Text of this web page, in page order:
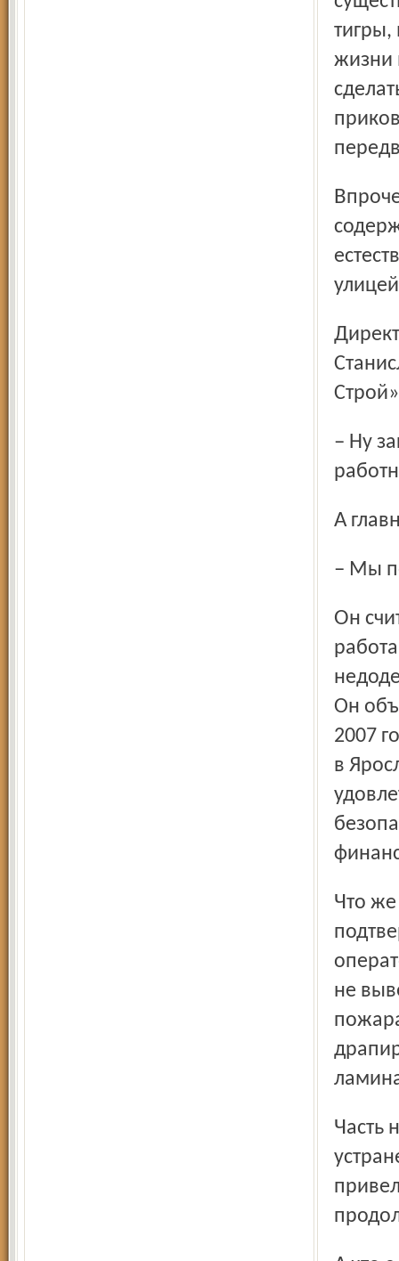
тигры,
жизни
Впрочем, и в нашем цирке мне довелось увидеть место
Директор цирка заслуженный работник культуры
– Ну закроют цирк, придётся сократить полторы сотни
А
– Мы
Он считает, что системы противопожарной безопасности
Он
2007
в
Что же ещё за недоделки были в цирке? Нет
не
Часть нарушений, о которых говорит прокуратура, уже